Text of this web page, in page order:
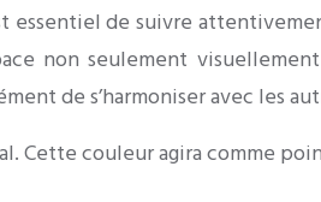
essentiel de suivre
non seulement
de s’harmoniser avec les
couleur agira comme